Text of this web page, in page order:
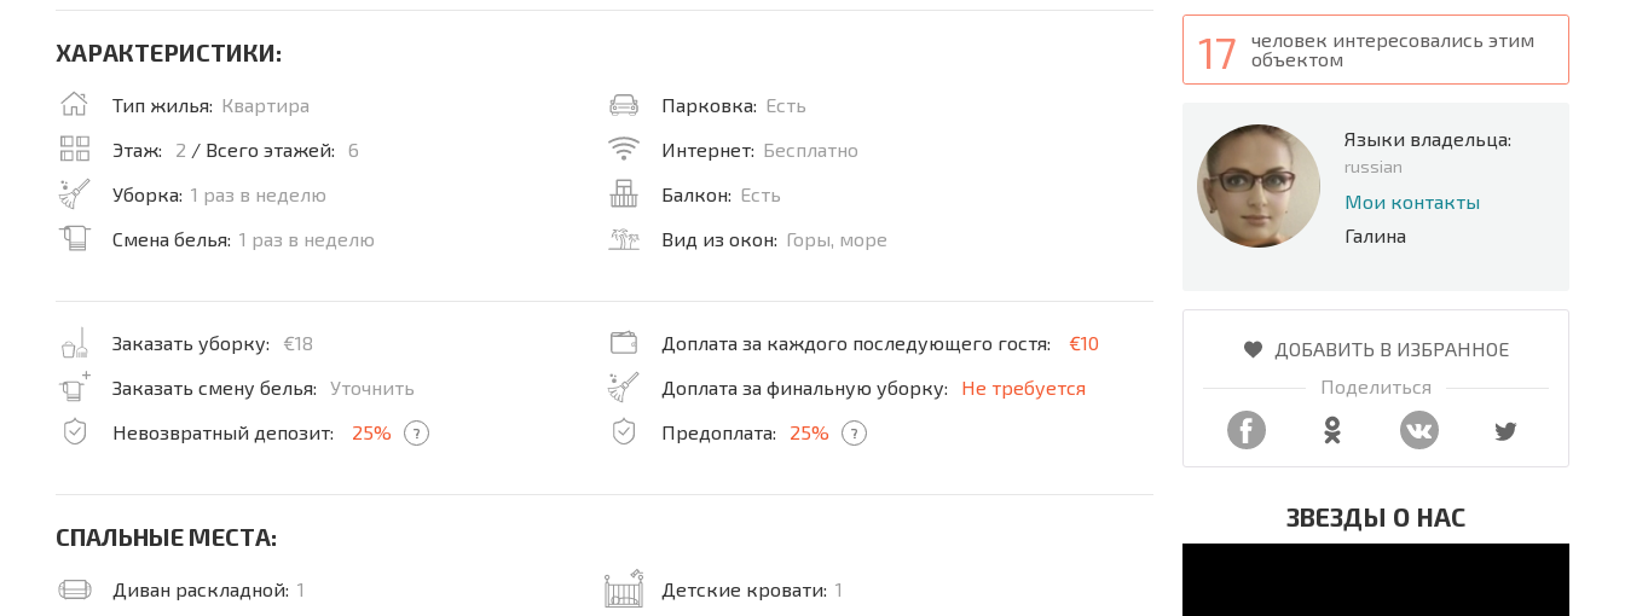
17
человек интересовались этим
объектом
Языки владельца:
russian
Мои контакты
Галина
ДОБАВИТЬ В ИЗБРАННОЕ
Поделиться
ЗВЕЗДЫ О НАС
ХАРАКТЕРИСТИКИ:
Тип жилья: Квартира
Этаж:
2 / Всего этажей:
6
Уборка: 1 раз в неделю
Смена белья: 1 раз в неделю
Парковка: Есть
Интернет: Бесплатно
Балкон: Есть
Вид из окон: Горы, море
Заказать уборку:
€18
Заказать смену белья:
Уточнить
Невозвратный депозит:
25% ?
Доплата за каждого последующего гостя:
€10
Доплата за финальную уборку:
Не требуется
Предоплата:
25% ?
СПАЛЬНЫЕ МЕСТА:
Диван раскладной: 1 Детские кровати: 1